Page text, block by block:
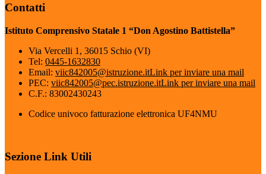
Contatti
Istituto Comprensivo Statale 1 “Don Agostino Battistella”
Via Vercelli 1, 36015 Schio (VI)
Tel: 0445-1632830
Email: viic842005@istruzione.itLink per inviare una mail
PEC: viic842005@pec.istruzione.itLink per inviare una mail
C.F.: 83002430243
Codice univoco fatturazione elettronica UF4NMU
Sezione Link Utili